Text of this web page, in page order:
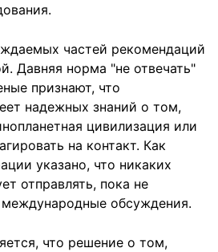
частей рекомендаций
Давняя норма "не отвечать"
признают, что
надежных знаний о том,
цивилизация или
на контакт. Как
указано, что никаких
отправлять, пока не
обсуждения.
что решение о том,